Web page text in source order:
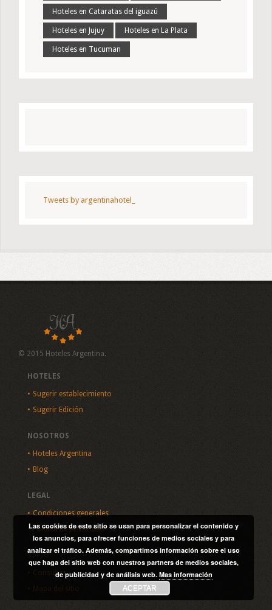
Hoteles en Cataratas del iguazú
Hoteles en Jujuy Hoteles en La Plata
Hoteles en Tucuman
Tweets by argentinahotel_
© 2015 Hoteles Argentina.
HOTELES
Sugerir establecimiento
Sugerir Edición
NOSOTROS
Hoteles Argentina
Blog
LEGAL
Condiciones generales
Política de privacidad
SITIO
Consultas
Mapa del sitio
Las cookies de este sitio se usan para personalizar el contenido y
los anuncios, para ofrecer funciones de medios sociales y para
analizar el tráfico. Además, compartimos información sobre el uso
que haga del sitio web con nuestros partners de medios sociales,
de publicidad y de análisis web. Mas información
ACEPTAR